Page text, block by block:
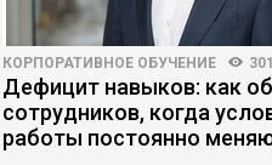
КОРПОРАТИВНОЕ ОБУЧЕНИЕ
Дефицит навыков: как
сотрудников, когда
работы постоянно